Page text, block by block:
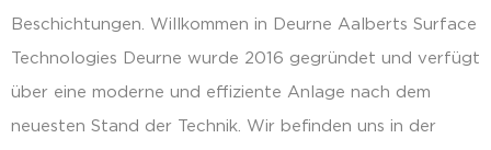
Beschichtungen. Willkommen in Deurne Aalberts Surface
Technologies Deurne wurde 2016 gegründet und verfügt
über eine moderne und effiziente Anlage nach dem
neuesten Stand der Technik. Wir befinden uns in der